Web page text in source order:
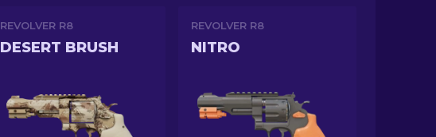
REVOLVER R8
DESERT BRUSH
REVOLVER R8
NITRO